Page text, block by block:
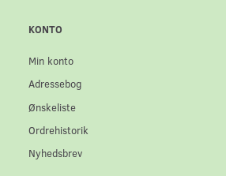
KONTO
Min konto
Adressebog
Ønskeliste
Ordrehistorik
Nyhedsbrev